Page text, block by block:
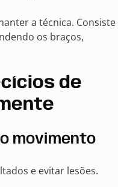
a técnica. Consiste
os braços,
de
movimento
e evitar lesões.